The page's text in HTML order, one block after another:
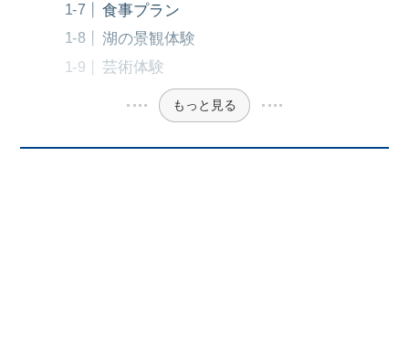
食事プラン
湖の景観体験
芸術体験
もっと見る